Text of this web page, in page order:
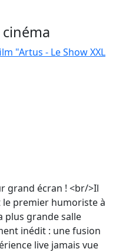
cinéma
"Artus - Le Show XXL
grand écran ! <br/>Il
premier humoriste à
plus grande salle
inédit : une fusion
live jamais vue